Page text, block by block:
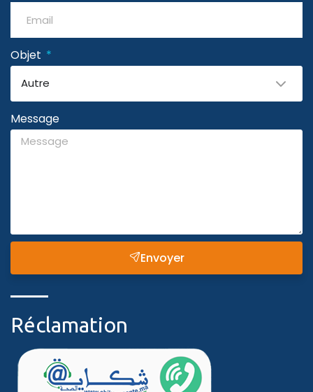
Objet
Autre
Message
Envoyer
Réclamation